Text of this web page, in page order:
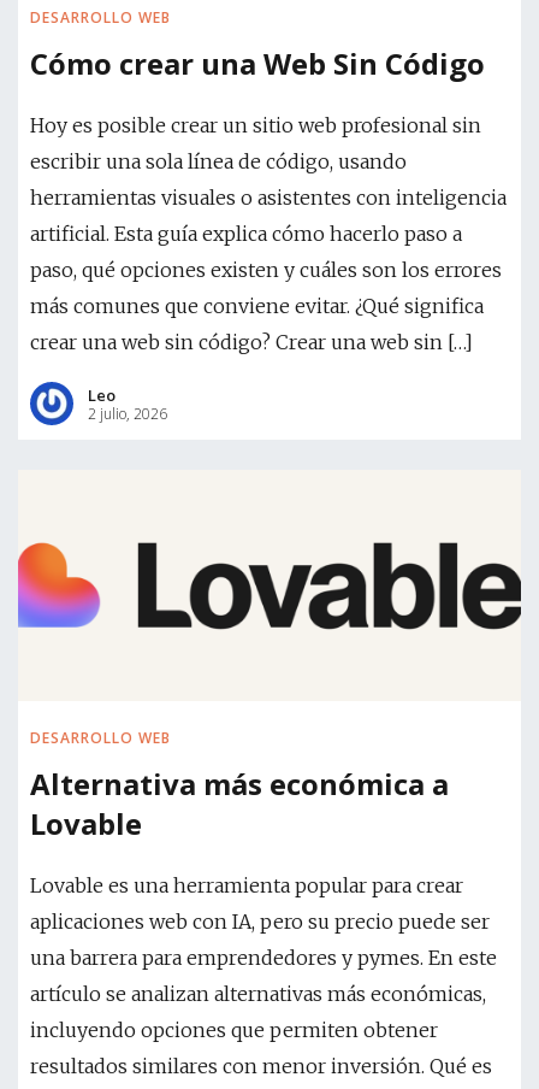
DESARROLLO WEB
Cómo crear una Web Sin Código
Hoy es posible crear un sitio web profesional sin
escribir una sola línea de código, usando
herramientas visuales o asistentes con inteligencia
artificial. Esta guía explica cómo hacerlo paso a
paso, qué opciones existen y cuáles son los errores
más comunes que conviene evitar. ¿Qué significa
crear una web sin código? Crear una web sin […]
Leo
2 julio, 2026
DESARROLLO WEB
Alternativa más económica a
Lovable
Lovable es una herramienta popular para crear
aplicaciones web con IA, pero su precio puede ser
una barrera para emprendedores y pymes. En este
artículo se analizan alternativas más económicas,
incluyendo opciones que permiten obtener
resultados similares con menor inversión. Qué es